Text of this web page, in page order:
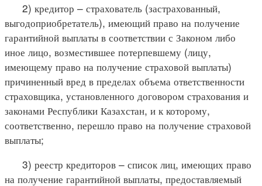
2) кредитор – страхователь (застрахованный,
выгодоприобретатель), имеющий право на получение
гарантийной выплаты в соответствии с Законом либо
иное лицо, возместившее потерпевшему (лицу,
имеющему право на получение страховой выплаты)
причиненный вред в пределах объема ответственности
страховщика, установленного договором страхования и
законами Республики Казахстан, и к которому,
соответственно, перешло право на получение страховой
выплаты;
3) реестр кредиторов – список лиц, имеющих право
на получение гарантийной выплаты, предоставляемый